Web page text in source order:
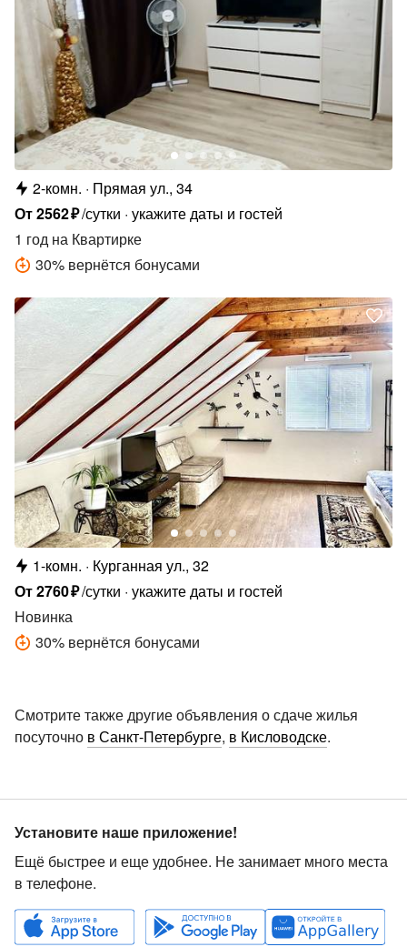
2-комн.
Прямая ул., 34
От2562₽/сутки укажите даты и гостей
1 год на Квартирке
30% вернётся бонусами
1-комн.
Курганная ул., 32
От2760₽/сутки укажите даты и гостей
Новинка
30% вернётся бонусами
Смотрите также другие объявления о сдаче жилья
посуточно в Санкт-Петербурге, в Кисловодске.
Установите наше приложение!
Ещё быстрее и еще удобнее. Не занимает много места
в телефоне.